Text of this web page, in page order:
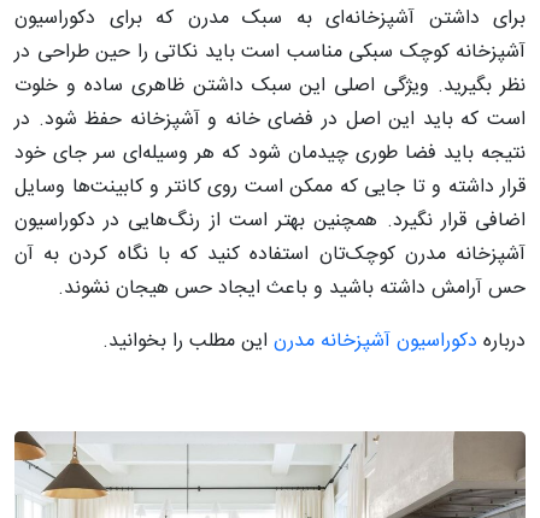
برای داشتن آشپزخانه‌ای به سبک مدرن که برای دکوراسیون
آشپزخانه‌ کوچک سبکی مناسب است باید نکاتی را حین طراحی در
نظر بگیرید. ویژگی اصلی این سبک داشتن ظاهری ساده و خلوت
است که باید این اصل در فضای خانه و آشپزخانه حفظ شود. در
نتیجه باید فضا طوری چیدمان شود که هر وسیله‌ای سر جای خود
قرار داشته و تا جایی که ممکن است روی کانتر و کابینت‌ها وسایل
اضافی قرار نگیرد. همچنین بهتر است از رنگ‌هایی در دکوراسیون
آشپزخانه مدرن کوچک‌تان استفاده کنید که با نگاه کردن به آن
حس آرامش داشته باشید و باعث ایجاد حس هیجان نشوند.
درباره دکوراسیون آشپزخانه مدرن این مطلب را بخوانید.